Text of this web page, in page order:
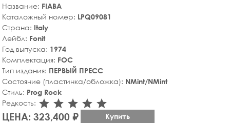
Название: FIABA
Каталожный номер: LPQ09081
Страна: Italy
Лейбл: Fonit
Год выпуска: 1974
Комплектация: FOC
Тип издания: ПЕРВЫЙ ПРЕСС
Состояние (пластинка/обложка): NMint/NMint
Стиль: Prog Rock
Редкость: star_rate
star_rate
star_rate
star_rate
star_rate
ЦЕНА: 323,400 ₽ Купить